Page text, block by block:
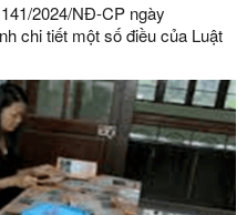
2024/NĐ-CP ngày
chi tiết một số điều của Luật